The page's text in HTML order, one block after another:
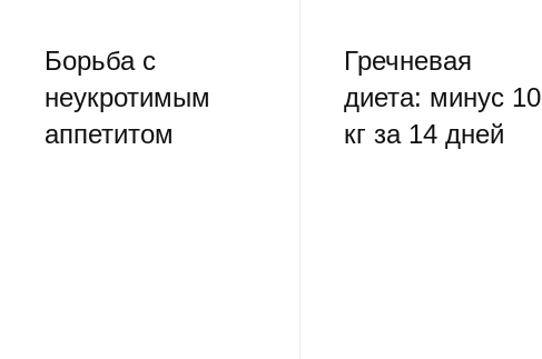
Борьба с
неукротимым
аппетитом
Гречневая
диета: минус 10
кг за 14 дней